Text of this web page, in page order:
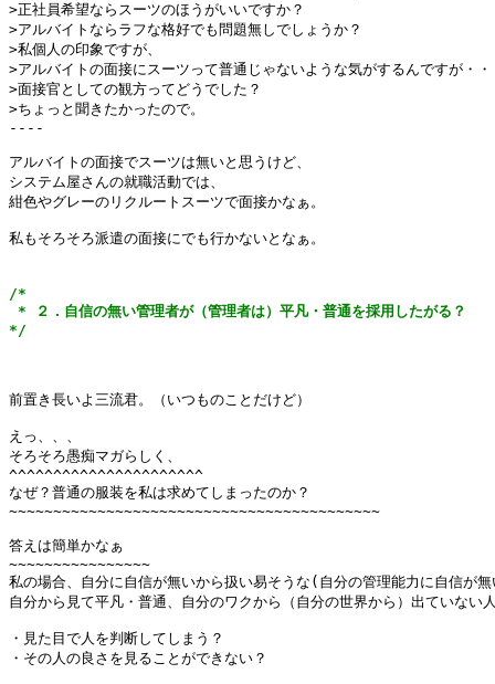
>正社員希望ならスーツのほうがいいですか？
>アルバイトならラフな格好でも問題無しでしょうか？
>私個人の印象ですが、
>アルバイトの面接にスーツって普通じゃないような気がするんですが・・
>面接官としての観方ってどうでした？
>ちょっと聞きたかったので。
----
アルバイトの面接でスーツは無いと思うけど、
システム屋さんの就職活動では、
紺色やグレーのリクルートスーツで面接かなぁ。
私もそろそろ派遣の面接にでも行かないとなぁ。
/*
* ２．自信の無い管理者が（管理者は）平凡・普通を採用したがる？
*/
前置き長いよ三流君。（いつものことだけど）
えっ、、、
そろそろ愚痴マガらしく、
^^^^^^^^^^^^^^^^^^^^^^
なぜ？普通の服装を私は求めてしまったのか？
~~~~~~~~~~~~~~~~~~~~~~~~~~~~~~~~~~~~~~~~~~
答えは簡単かなぁ
~~~~~~~~~~~~~~~~
私の場合、自分に自信が無いから扱い易そうな(自分の管理能力に自信が
自分から見て平凡・普通、自分のワクから（自分の世界から）出ていない
・見た目で人を判断してしまう？
・その人の良さを見ることができない？